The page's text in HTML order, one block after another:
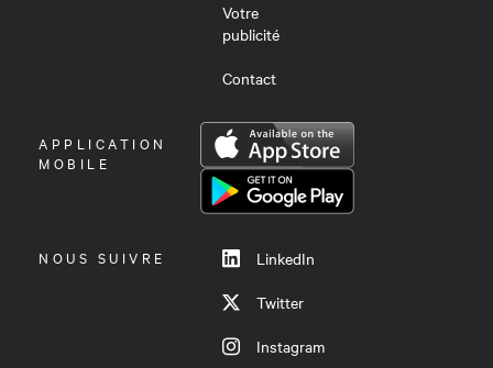
Votre
publicité
Contact
OUVRIR
LE
APPLICATION
MOBILE
NOUS SUIVRE
LinkedIn
Twitter
Instagram